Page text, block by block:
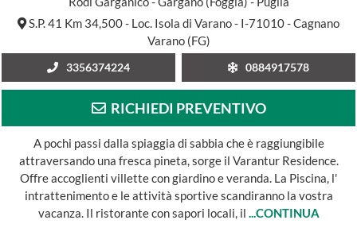
S.P. 41 Km 34,500 - Loc. Isola di Varano - I-71010 - Cagnano
Varano (FG)
3356374224 0884917578
RICHIEDI PREVENTIVO
A pochi passi dalla spiaggia di sabbia che è raggiungibile
attraversando una fresca pineta, sorge il Varantur Residence.
Offre accoglienti villette con giardino e veranda. La Piscina, l'
intrattenimento e le attività sportive scandiranno la vostra
vacanza. Il ristorante con sapori locali, il ...CONTINUA